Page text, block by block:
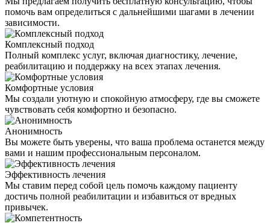
помочь вам определиться с дальнейшими шагами в лечении
зависимости.
Комплексный подход
Полный комплекс услуг, включая диагностику, лечение,
реабилитацию и поддержку на всех этапах лечения.
Комфортные условия
Мы создали уютную и спокойную атмосферу, где вы сможете
чувствовать себя комфортно и безопасно.
Анонимность
Вы можете быть уверены, что ваша проблема останется между
вами и нашим профессиональным персоналом.
Эффективность лечения
Мы ставим перед собой цель помочь каждому пациенту
достичь полной реабилитации и избавиться от вредных
привычек.